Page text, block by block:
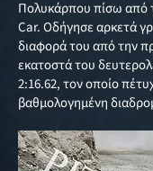
Πολυκάρπου πίσω από
Car. Οδήγησε αρκετά
διαφορά του από την
εκατοστά του
2:16.62, τον οποίο
βαθμολογημένη